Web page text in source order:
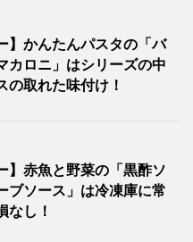
】かんたんパスタの「バ
カロニ」はシリーズの中
の取れた味付け！
】赤魚と野菜の「黒酢ソ
ブソース」は冷凍庫に常
なし！